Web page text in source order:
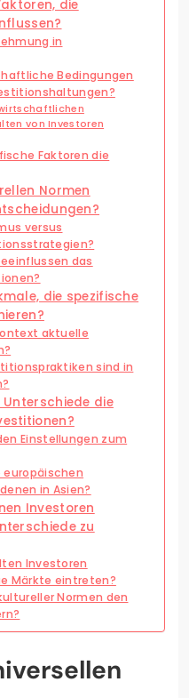
die
in
Bedingungen
von Investoren
Faktoren die
Normen
versus
das
die spezifische
aktuelle
sind in
die
Einstellungen zum
in Asien?
Investoren
zu
Investoren
Märkte eintreten?
Normen den